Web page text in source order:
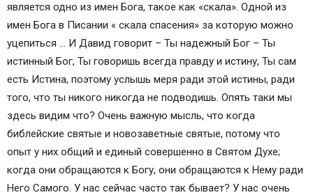
является одно из имен Бога, такое как «скала». Одной из
имен Бога в Писании « скала спасения» за которую можно
уцепиться … И Давид говорит – Ты надежный Бог – Ты
истинный Бог, Ты говоришь всегда правду и истину, Ты сам
есть Истина, поэтому услышь меря ради этой истины, ради
того, что ты никого никогда не подводишь. Опять таки мы
здесь видим что? Очень важную мысль, что когда
библейские святые и новозаветные святые, потому что
опыт у них общий и единый совершенно в Святом Духе;
когда они обращаются к Богу, они обращаются к Нему ради
Него Самого. У нас сейчас часто так бывает? У нас очень